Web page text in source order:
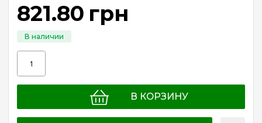
821.80 грн
В КОРЗИНУ